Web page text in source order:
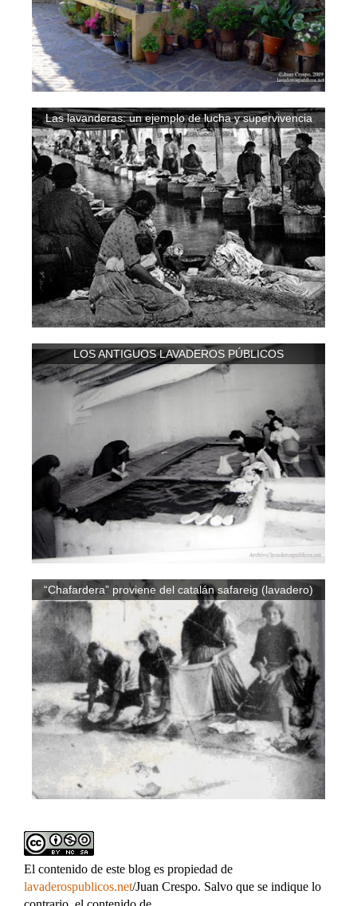
Las lavanderas: un ejemplo de lucha y supervivencia
LOS ANTIGUOS LAVADEROS PÚBLICOS
“Chafardera” proviene del catalán safareig (lavadero)
El contenido de este blog es propiedad de
lavaderospublicos.net/Juan Crespo. Salvo que se indique lo